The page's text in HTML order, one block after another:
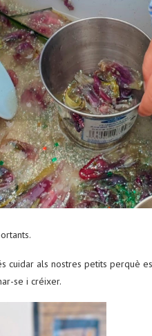
cuidar als nostres petits perquè
se i créixer.